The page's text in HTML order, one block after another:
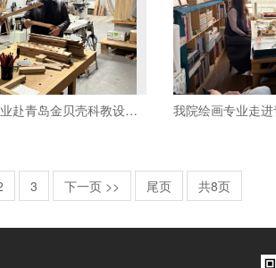
我院环境设计专业赴青岛金贝壳科教设备有限公司交流洽谈
3 下一页 >> 尾页 共8页